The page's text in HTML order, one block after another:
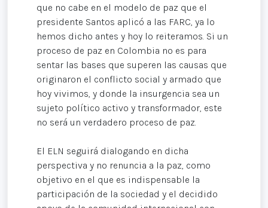
que no cabe en el modelo de paz que el
presidente Santos aplicó a las FARC, ya lo
hemos dicho antes y hoy lo reiteramos. Si un
proceso de paz en Colombia no es para
sentar las bases que superen las causas que
originaron el conflicto social y armado que
hoy vivimos, y donde la insurgencia sea un
sujeto político activo y transformador, este
no será un verdadero proceso de paz.
El ELN seguirá dialogando en dicha
perspectiva y no renuncia a la paz, como
objetivo en el que es indispensable la
participación de la sociedad y el decidido